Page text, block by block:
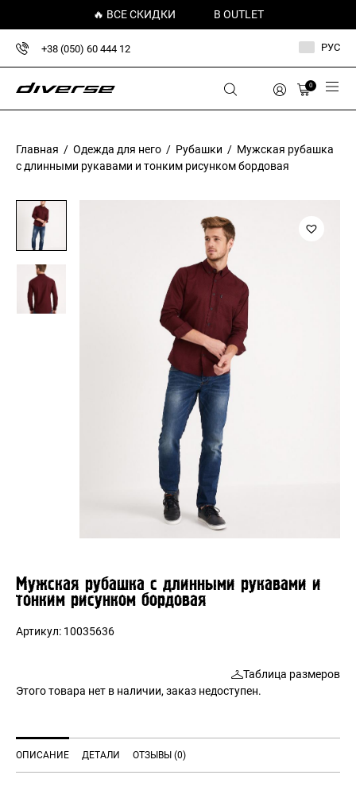
🔥 ВСЕ СКИДКИ В OUTLET
+38 (050) 60 444 12 РУС
0
Главная / Одежда для него / Рубашки / Мужская рубашка
с длинными рукавами и тонким рисунком бордовая
Мужская рубашка с длинными рукавами и
тонким рисунком бордовая
Артикул: 10035636
Таблица размеров
Этого товара нет в наличии, заказ недоступен.
ОПИСАНИЕ ДЕТАЛИ ОТЗЫВЫ (0)